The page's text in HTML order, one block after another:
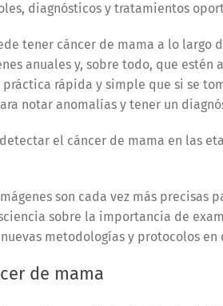
diagnósticos y tratamientos
tener cáncer de mama a lo largo
anuales y, sobre todo, que estén
rápida y simple que si se
notar anomalías y tener un
el cáncer de mama en las
son cada vez más precisas
sobre la importancia de
metodologías y protocolos en
de mama